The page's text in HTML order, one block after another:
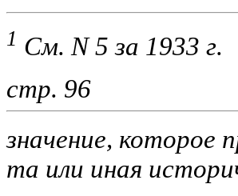
1 См. N 5 за 1933 г.
стр. 96
значение, которое
та или иная